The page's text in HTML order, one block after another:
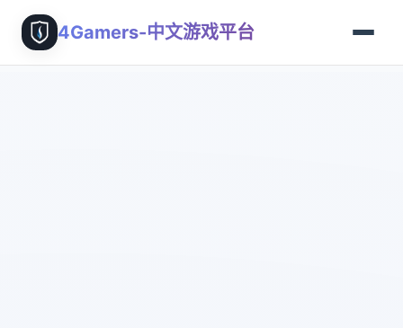
4Gamers-中文游戏平台